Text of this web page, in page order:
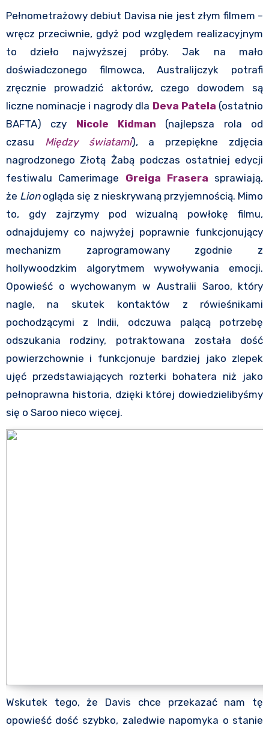
Pełnometrażowy debiut Davisa nie jest złym filmem –
wręcz przeciwnie, gdyż pod względem realizacyjnym
to dzieło najwyższej próby. Jak na mało
doświadczonego filmowca, Australijczyk potrafi
zręcznie prowadzić aktorów, czego dowodem są
liczne nominacje i nagrody dla Deva Patela (ostatnio
BAFTA) czy Nicole Kidman
(najlepsza rola od
czasu Między światami), a przepiękne zdjęcia
nagrodzonego Złotą Żabą podczas ostatniej edycji
festiwalu Camerimage Greiga Frasera sprawiają,
że Lion ogląda się z nieskrywaną przyjemnością. Mimo
to, gdy zajrzymy pod wizualną powłokę filmu,
odnajdujemy co najwyżej poprawnie funkcjonujący
mechanizm zaprogramowany zgodnie z
hollywoodzkim algorytmem wywoływania emocji.
Opowieść o wychowanym w Australii Saroo, który
nagle, na skutek kontaktów z rówieśnikami
pochodzącymi z Indii, odczuwa palącą potrzebę
odszukania rodziny, potraktowana została dość
powierzchownie i funkcjonuje bardziej jako zlepek
ujęć przedstawiających rozterki bohatera niż jako
pełnoprawna historia, dzięki której dowiedzielibyśmy
się o Saroo nieco więcej.
Wskutek tego, że Davis chce przekazać nam tę
opowieść dość szybko, zaledwie napomyka o stanie